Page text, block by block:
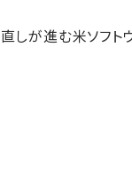
が進む米ソフト